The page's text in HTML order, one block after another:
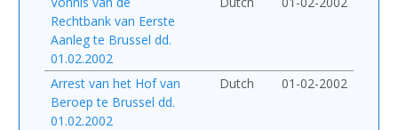
Rechtbank van Eerste
Aanleg te Brussel dd.
01.02.2002
Arrest van het Hof van
Beroep te Brussel dd.
01.02.2002
Dutch 01-02-2002